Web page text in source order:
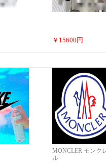
￥ 15600 円
MONCLER モンク
ル